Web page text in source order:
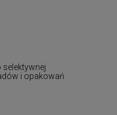
selektywnej
i opakowań